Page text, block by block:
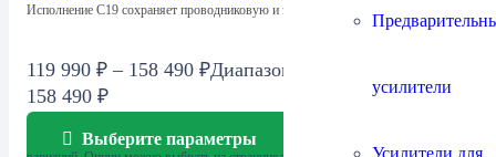
усилители
Усилители для
Исполнение C19 сохраняет проводниковую и экранирующую…
119 990 ₽ – 158 490 ₽Диапазон цен: 119 990 ₽ –
158 490 ₽
Выберите параметры